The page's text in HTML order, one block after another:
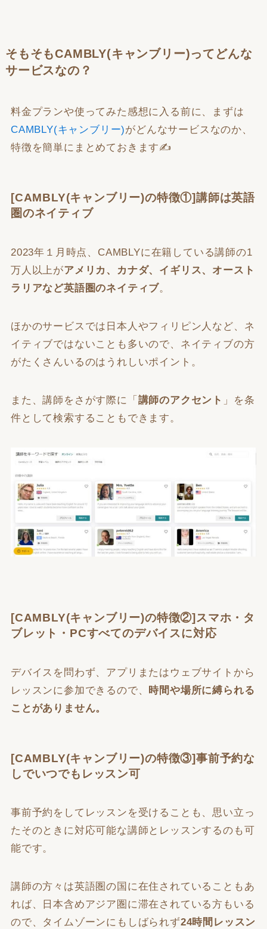
そもそもCAMBLY(キャンブリー)ってどんな
サービスなの？
料金プランや使ってみた感想に入る前に、まずは
CAMBLY(キャンブリー)がどんなサービスなのか、
特徴を簡単にまとめておきます✍
[CAMBLY(キャンブリー)の特徴①]講師は英語
圏のネイティブ
2023年１月時点、CAMBLYに在籍している講師の1
万人以上がアメリカ、カナダ、イギリス、オースト
ラリアなど英語圏のネイティブ。
ほかのサービスでは日本人やフィリピン人など、ネ
イティブではないことも多いので、ネイティブの方
がたくさんいるのはうれしいポイント。
また、講師をさがす際に「 講師のアクセント 」を条
件として検索することもできます。
[CAMBLY(キャンブリー)の特徴②]スマホ・タ
ブレット・PCすべてのデバイスに対応
デバイスを問わず、アプリまたはウェブサイトから
レッスンに参加できるので、
時間や場所に縛られる
ことがありません。
[CAMBLY(キャンブリー)の特徴③]事前予約な
しでいつでもレッスン可
事前予約をしてレッスンを受けることも、思い立っ
たそのときに対応可能な講師とレッスンするのも可
能です。
講師の方々は英語圏の国に在住されていることもあ
れば、日本含めアジア圏に滞在されている方もいる
ので、タイムゾーンにもしばられず24時間レッスン